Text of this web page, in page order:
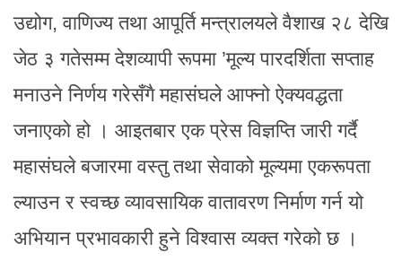
उद्योग, वाणिज्य तथा आपूर्ति मन्त्रालयले वैशाख २८ देखि
जेठ ३ गतेसम्म देशव्यापी रूपमा ’मूल्य पारदर्शिता सप्ताह
मनाउने निर्णय गरेसँगै महासंघले आफ्नो ऐक्यवद्धता
जनाएको हो । आइतबार एक प्रेस विज्ञप्ति जारी गर्दै
महासंघले बजारमा वस्तु तथा सेवाको मूल्यमा एकरूपता
ल्याउन र स्वच्छ व्यावसायिक वातावरण निर्माण गर्न यो
अभियान प्रभावकारी हुने विश्वास व्यक्त गरेको छ ।